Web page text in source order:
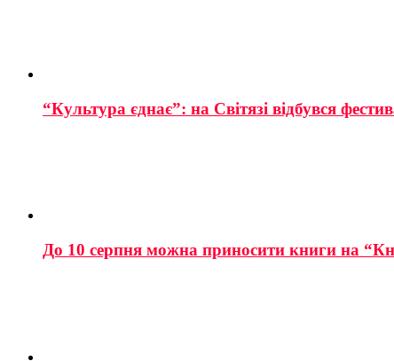
“Культура єднає”: на Світязі відбувся
До 10 серпня можна приносити книги на